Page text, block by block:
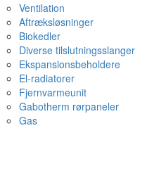
Ventilation
Aftræksløsninger
Biokedler
Diverse tilslutningsslanger
Ekspansionsbeholdere
El-radiatorer
Fjernvarmeunit
Gabotherm rørpaneler
Gas